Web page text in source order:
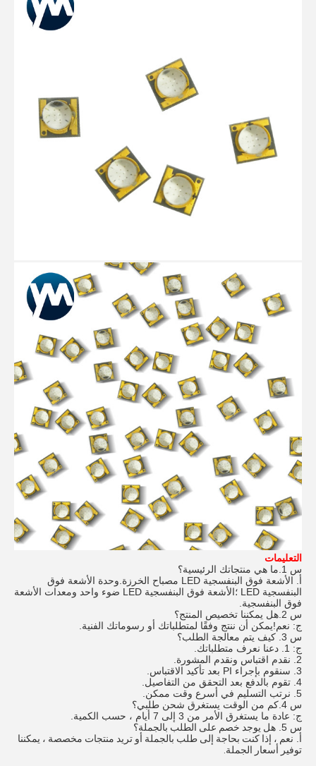
التعليمات
س 1.ما هي منتجاتك الرئيسية؟
أ. الأشعة فوق البنفسجية LED مصباح الخرزة.وحدة الأشعة فوق
البنفسجية LED ؛الأشعة فوق البنفسجية LED ضوء واحد ومعدات الأشعة
فوق البنفسجية.
س 2.هل يمكننا تخصيص المنتج؟
ج: نعم!يمكن أن ننتج وفقًا لمتطلباتك أو رسوماتك الفنية.
س 3
كيف يتم معالجة الطلب؟
ج: 1. دعنا نعرف متطلباتك.
2. نقدم اقتباس ونقدم المشورة.
3. سنقوم بإجراء PI بعد تأكيد الاقتباس.
4. تقوم بالدفع بعد التحقق من التفاصيل.
5. نرتب التسليم في أسرع وقت ممكن.
س 4.كم من الوقت يستغرق شحن طلبي؟
ج: عادة ما يستغرق الأمر من 3 إلى 7 أيام ، حسب الكمية.
س 5.
هل يوجد خصم على الطلب بالجملة؟
أ. نعم ، إذا كنت بحاجة إلى طلب بالجملة أو تريد منتجات مخصصة ، يمكننا
توفير أسعار الجملة.